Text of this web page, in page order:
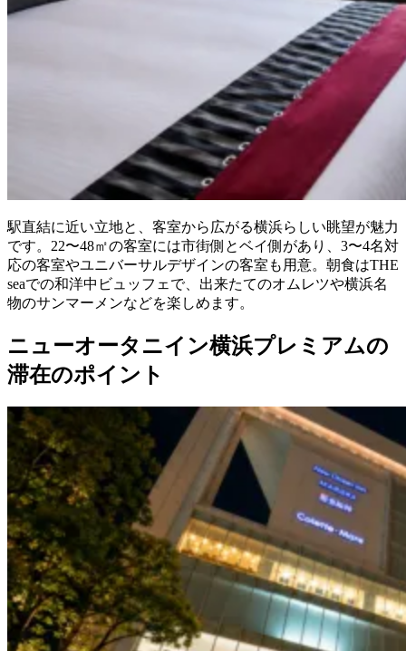
駅直結に近い立地と、客室から広がる横浜らしい眺望が魅力
です。22〜48㎡の客室には市街側とベイ側があり、3〜4名対
応の客室やユニバーサルデザインの客室も用意。朝食はTHE
seaでの和洋中ビュッフェで、出来たてのオムレツや横浜名
物のサンマーメンなどを楽しめます。
ニューオータニイン横浜プレミアムの
滞在のポイント